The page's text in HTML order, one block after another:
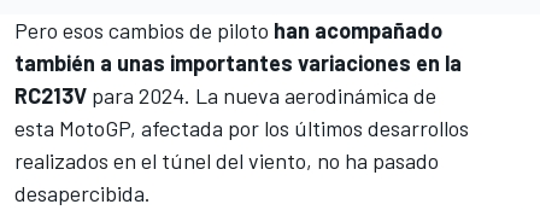
Pero esos cambios de piloto han acompañado
también a unas importantes variaciones en la
RC213V para 2024. La nueva aerodinámica de
esta MotoGP, afectada por los últimos desarrollos
realizados en el túnel del viento, no ha pasado
desapercibida.